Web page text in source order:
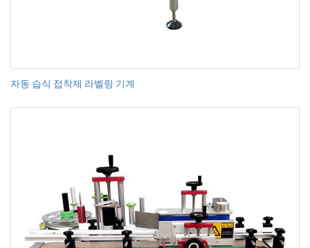
자동 습식 접착제 라벨링 기계